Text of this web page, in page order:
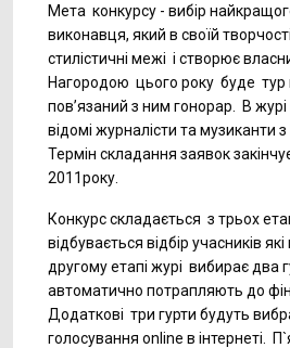
Мета конкурсу - вибір
виконавця, який в своїй
стилістичні межі і створює
Нагородою цього року буде тур
пов’язаний з ним гонорар. В журі
відомі журналісти та музиканти
Термін складання заявок
2011року.
Конкурс складається з трьох
відбувається відбір учасників
другому етапі журі вибирає два
автоматично потрапляють до
Додаткові три гурти будуть
голосування online в інтернеті.